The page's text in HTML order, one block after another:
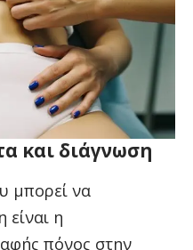
και διάγνωση
μπορεί να
είναι η
πόνος στην